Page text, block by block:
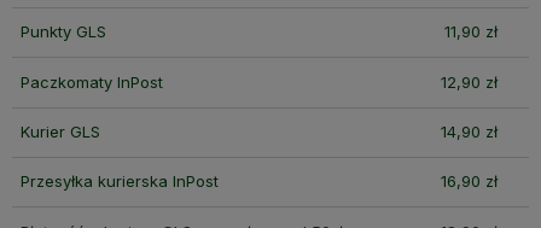
Punkty GLS 11,90 zł
Paczkomaty InPost 12,90 zł
Kurier GLS 14,90 zł
Przesyłka kurierska InPost 16,90 zł